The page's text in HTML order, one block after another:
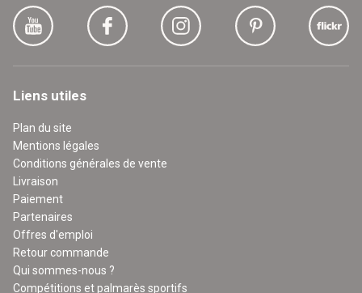
Liens utiles
Plan du site
Mentions légales
Conditions générales de vente
Livraison
Paiement
Partenaires
Offres d'emploi
Retour commande
Qui sommes-nous ?
Compétitions et palmarès sportifs